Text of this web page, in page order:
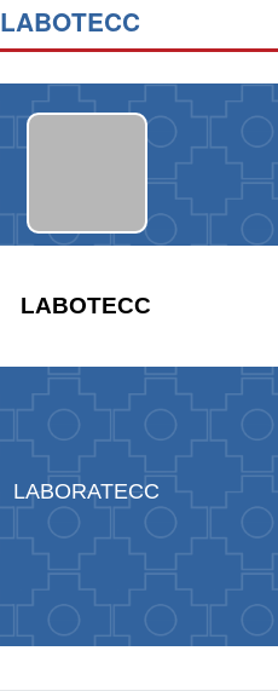
LABOTECC
LABOTECC
LABORATECC